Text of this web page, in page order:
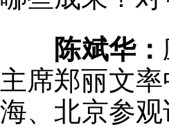
陈斌华：
主席郑丽文
海、北京参